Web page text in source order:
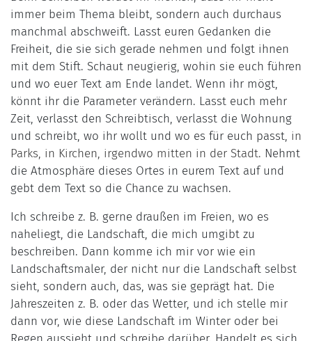
immer beim Thema bleibt, sondern auch durchaus
manchmal abschweift. Lasst euren Gedanken die
Freiheit, die sie sich gerade nehmen und folgt ihnen
mit dem Stift. Schaut neugierig, wohin sie euch führen
und wo euer Text am Ende landet. Wenn ihr mögt,
könnt ihr die Parameter verändern. Lasst euch mehr
Zeit, verlasst den Schreibtisch, verlasst die Wohnung
und schreibt, wo ihr wollt und wo es für euch passt, in
Parks, in Kirchen, irgendwo mitten in der Stadt. Nehmt
die Atmosphäre dieses Ortes in eurem Text auf und
gebt dem Text so die Chance zu wachsen.
Ich schreibe z. B. gerne draußen im Freien, wo es
naheliegt, die Landschaft, die mich umgibt zu
beschreiben. Dann komme ich mir vor wie ein
Landschaftsmaler, der nicht nur die Landschaft selbst
sieht, sondern auch, das, was sie geprägt hat. Die
Jahreszeiten z. B. oder das Wetter, und ich stelle mir
dann vor, wie diese Landschaft im Winter oder bei